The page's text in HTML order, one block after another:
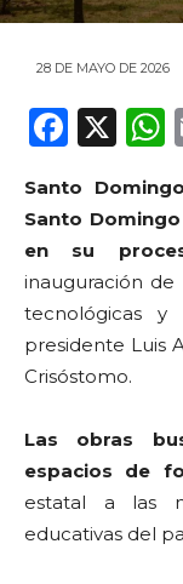
28 DE MAYO DE 2026
F
c
e
b
o
o
k
X
Santo
Santo
en su
inauguración de
tecnológicas y
presidente Luis
Crisóstomo.
Las obras
espacios de
estatal a las
educativas del